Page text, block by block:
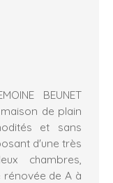
BEUNET
maison de plain
et sans
d'une très
chambres,
de A à